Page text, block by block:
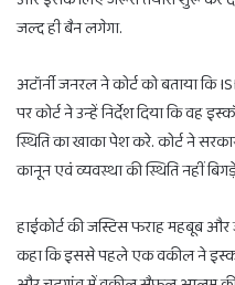
जल्द ही बैन लगेगा.
अटॉर्नी जनरल ने कोर्ट को बताया कि
पर कोर्ट ने उन्हें निर्देश दिया कि वह
स्थिति का खाका पेश करे. कोर्ट ने
कानून एवं व्यवस्था की स्थिति नहीं
हाईकोर्ट की जस्टिस फराह महबूब
कहा कि इससे पहले एक वकील ने